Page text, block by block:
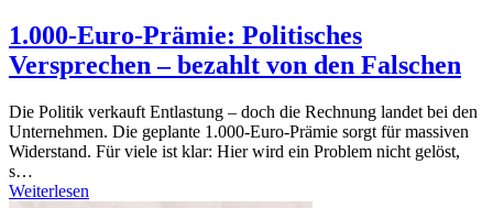
1.000-Euro-Prämie: Politisches
Versprechen – bezahlt von den Falschen
Die Politik verkauft Entlastung – doch die Rechnung landet bei den
Unternehmen. Die geplante 1.000-Euro-Prämie sorgt für massiven
Widerstand. Für viele ist klar: Hier wird ein Problem nicht gelöst,
s…
Weiterlesen